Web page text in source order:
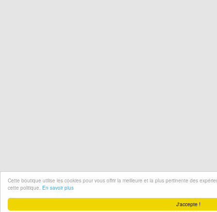
J'accepte !
Cette boutique utilise les cookies pour vous offrir la meilleure et la plus pertinente des
cette politique. En savoir plus